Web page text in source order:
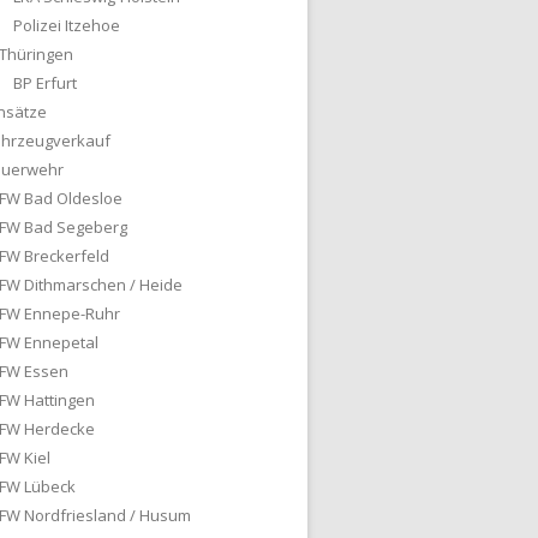
Polizei Itzehoe
BP Erfurt
Bad Oldesloe
Bad Segeberg
Breckerfeld
Dithmarschen / Heide
Ennepe-Ruhr
Ennepetal
Essen
Hattingen
Herdecke
Kiel
Lübeck
Nordfriesland / Husum